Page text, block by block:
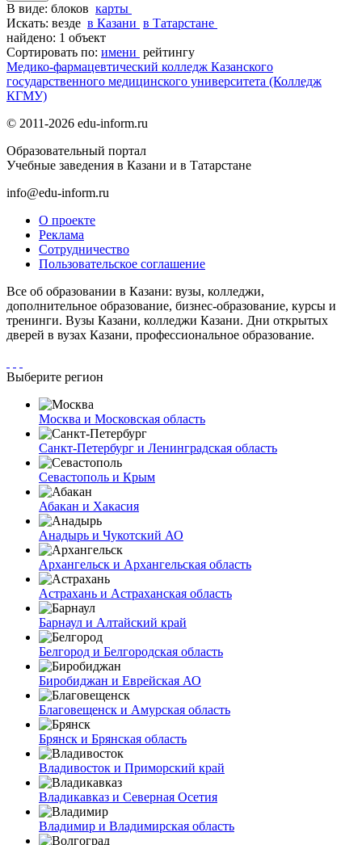
В виде: блоков карты
Искать: везде в Казани в Татарстане
найдено: 1 объект
Сортировать по: имени рейтингу
Медико-фармацевтический колледж Казанского
государственного медицинского университета (Колледж
КГМУ)
© 2011-2026 edu-inform.ru
Образовательный портал
Учебные заведения в Казани и в Татарстане
info@edu-inform.ru
О проекте
Реклама
Сотрудничество
Пользовательское соглашение
Все об образовании в Казани: вузы, колледжи,
дополнительное образование, бизнес-образование, курсы и
тренинги. Вузы Казани, колледжи Казани. Дни открытых
дверей в вузах Казани, профессиональное образование.
Выберите регион
Москва и Московская область
Санкт-Петербург и Ленинградская область
Севастополь и Крым
Абакан и Хакасия
Анадырь и Чукотский АО
Архангельск и Архангельская область
Астрахань и Астраханская область
Барнаул и Алтайский край
Белгород и Белгородская область
Биробиджан и Еврейская АО
Благовещенск и Амурская область
Брянск и Брянская область
Владивосток и Приморский край
Владикавказ и Северная Осетия
Владимир и Владимирская область